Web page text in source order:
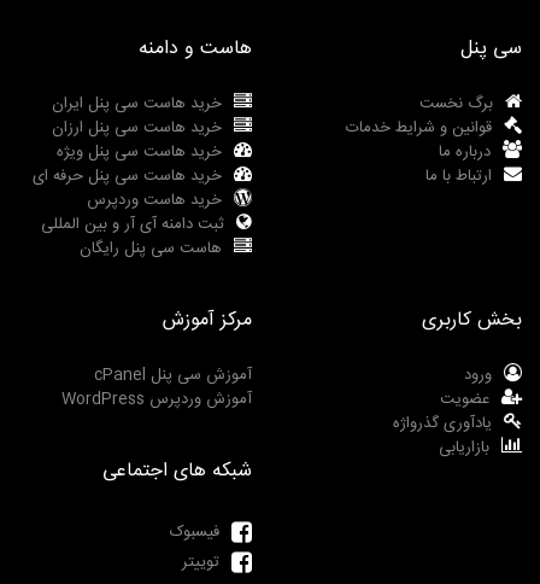
سی پنل
برگ نخست
قوانین و شرایط خدمات
درباره ما
ارتباط با ما
هاست و دامنه
خرید هاست سی پنل ایران
خرید هاست سی پنل ارزان
خرید هاست سی پنل ویژه
خرید هاست سی پنل حرفه ای
خرید هاست وردپرس
ثبت دامنه آی آر و بین المللی
هاست سی پنل رایگان
بخش کاربری
ورود
عضویت
یادآوری گذرواژه
بازاریابی
مرکز آموزش
آموزش سی پنل cPanel
آموزش وردپرس WordPress
شبکه های اجتماعی
فیسبوک
توییتر